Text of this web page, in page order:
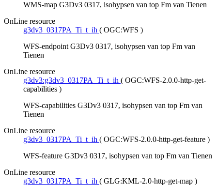
WMS-map G3Dv3 0317, isohypsen van top Fm van Tienen
OnLine resource
g3dv3_0317PA_Ti_t_ih ( OGC:WFS )
WFS-endpoint G3Dv3 0317, isohypsen van top Fm van
Tienen
OnLine resource
g3dv3:g3dv3_0317PA_Ti_t_ih ( OGC:WFS-2.0.0-http-get-
capabilities )
WFS-capabilities G3Dv3 0317, isohypsen van top Fm van
Tienen
OnLine resource
g3dv3_0317PA_Ti_t_ih ( OGC:WFS-2.0.0-http-get-feature )
WFS-feature G3Dv3 0317, isohypsen van top Fm van Tienen
OnLine resource
g3dv3_0317PA_Ti_t_ih ( GLG:KML-2.0-http-get-map )